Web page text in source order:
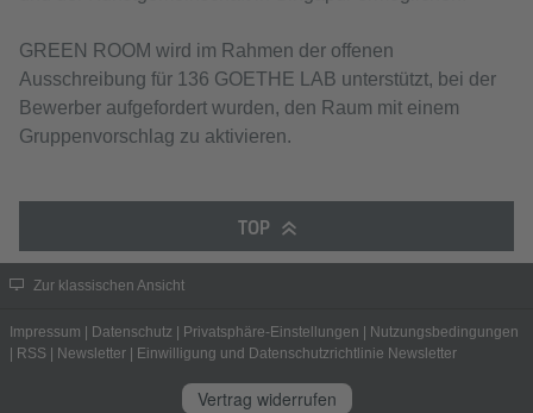
GREEN ROOM wird im Rahmen der offenen
Ausschreibung für 136 GOETHE LAB unterstützt, bei der
Bewerber aufgefordert wurden, den Raum mit einem
Gruppenvorschlag zu aktivieren.
TOP
Zur klassischen Ansicht
Impressum Datenschutz Privatsphäre-Einstellungen
Nutzungsbedingungen
RSS Newsletter Einwilligung und Datenschutzrichtlinie Newsletter
Vertrag widerrufen